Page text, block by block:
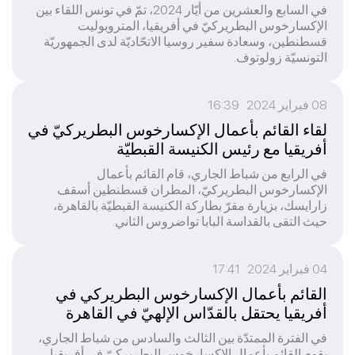
في السابع والعشرين من أيّار 2024، تمّ في تونس اللقاء بين
الإكسارخوس البطريركيّ في أفريقيا، المتروبوليت
قسطنطين، وسعادة سفير روسيا الاتحّاديّة لدى الجمهوريّة
التونسيّة زولوتوف.
08 فبراير 2024 16:39
لقاء القائم بأعمال الإكسارخوس البطريركيّ في
أفريقيا مع رئيس الكنيسة القبطيّة
في الرابع من شباط الجاري، قام القائم بأعمال
الإكسارخوس البطريركيّ، المطران قسطنطين أسقف
زارايسك، بزيارة مقرّ بطاركة الكنيسة القبطيّة بالقاهرة،
حيث التقى بالقداسة البابا تواضروس الثاني.
04 فبراير 2024 17:41
القائم بأعمال الإكسارخوس البطريركي في
أفريقيا يحتقل بالقدّاس الإلهيّ في القاهرة
في الفترة الممتدّة بين الثالث والسادس من شباط الجاري،